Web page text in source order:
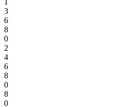
3
6
8
0
2
4
6
8
0
8
0